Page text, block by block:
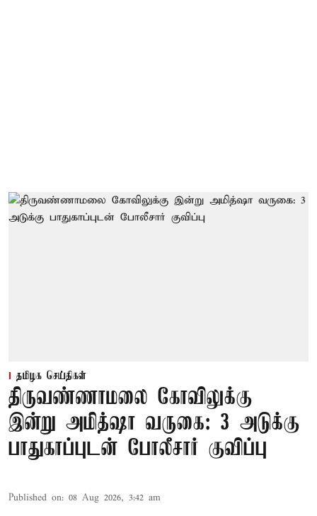
தமிழக செய்திகள்
திருவண்ணாமலை கோவிலுக்கு
இன்று அமித்ஷா வருகை: 3 அடுக்கு
பாதுகாப்புடன் போலீசார் குவிப்பு
Published on: 08 Aug 2026, 3:42 am